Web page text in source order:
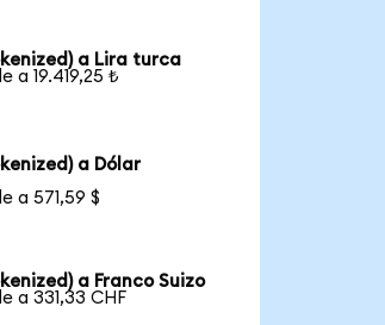
a Lira turca
a 19.419,25 ₺
a Dólar
a 571,59 $
a Franco Suizo
a 331,33 CHF